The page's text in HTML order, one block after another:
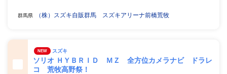
群馬県 （株）スズキ自販群馬 スズキアリーナ前橋荒牧
NEW スズキ
ソリオ ＨＹＢＲＩＤ ＭＺ 全方位カメラナビ ドラレ
コ 荒牧高野祭！